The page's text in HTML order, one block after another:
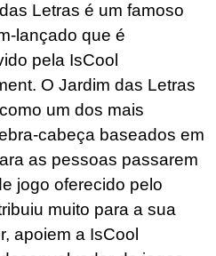
Letras é um famoso
lançado que é
pela IsCool
O Jardim das Letras
um dos mais
cabeça baseados em
as pessoas passarem
jogo oferecido pelo
muito para a sua
apoiem a IsCool